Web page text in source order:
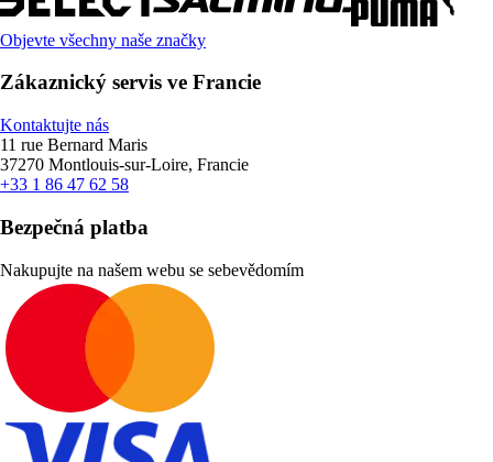
Objevte všechny naše značky
Zákaznický servis ve Francie
Kontaktujte nás
11 rue Bernard Maris
37270 Montlouis-sur-Loire, Francie
+33 1 86 47 62 58
Bezpečná platba
Nakupujte na našem webu se sebevědomím